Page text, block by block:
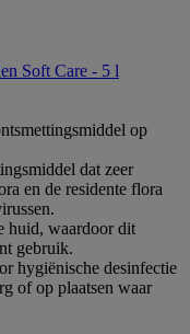
Soft Care - 5 l
op
dat zeer
en de residente flora
huid, waardoor dit
gebruik.
hygiënische desinfectie
of op plaatsen waar